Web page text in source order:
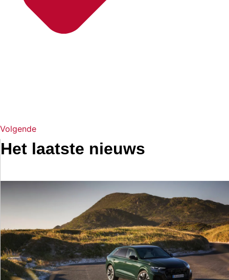
Volgende
Het laatste nieuws